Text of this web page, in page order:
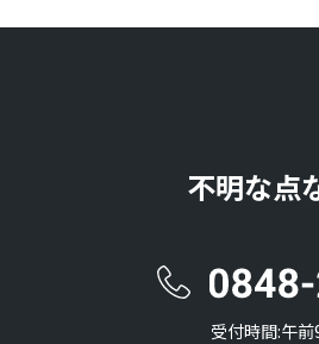
不明な点
受付時間:午